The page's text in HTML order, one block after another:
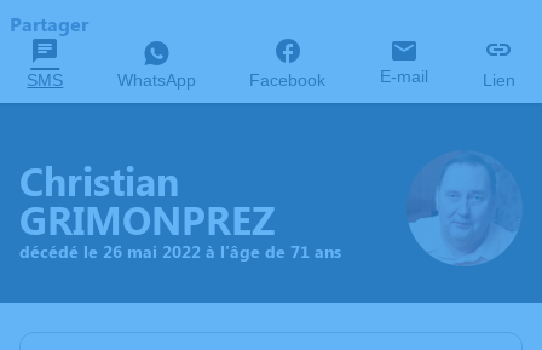
Partager
SMS WhatsApp Facebook E-mail Lien
Christian
GRIMONPREZ
décédé le 26 mai 2022 à l'âge de 71 ans